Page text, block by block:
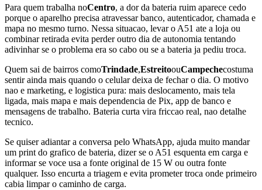
Para quem trabalha noCentro, a dor da bateria ruim aparece cedo
porque o aparelho precisa atravessar banco, autenticador, chamada e
mapa no mesmo turno. Nessa situacao, levar o A51 ate a loja ou
combinar retirada evita perder outro dia de autonomia tentando
adivinhar se o problema era so cabo ou se a bateria ja pediu troca.
Quem sai de bairros comoTrindade,EstreitoouCampechecostuma
sentir ainda mais quando o celular deixa de fechar o dia. O motivo
nao e marketing, e logistica pura: mais deslocamento, mais tela
ligada, mais mapa e mais dependencia de Pix, app de banco e
mensagens de trabalho. Bateria curta vira friccao real, nao detalhe
tecnico.
Se quiser adiantar a conversa pelo WhatsApp, ajuda muito mandar
um print do grafico de bateria, dizer se o A51 esquenta em carga e
informar se voce usa a fonte original de 15 W ou outra fonte
qualquer. Isso encurta a triagem e evita prometer troca onde primeiro
cabia limpar o caminho de carga.